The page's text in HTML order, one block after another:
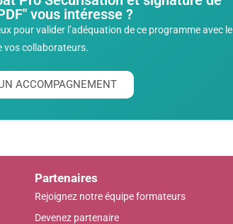
vous intéresse ?
pour valider l’adéquation de ce programme avec le
vos collaborateurs.
ACCOMPAGNEMENT
Partenaires
Rejoignez notre équipe formateurs
Devenez partenaire